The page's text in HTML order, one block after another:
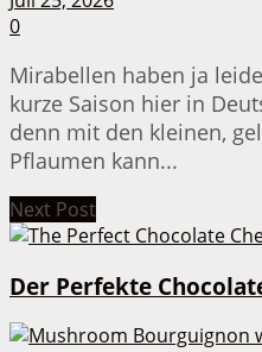
0
Mirabellen haben ja
kurze Saison hier in
denn mit den kleinen,
Pflaumen kann...
Next Post
Der Perfekte